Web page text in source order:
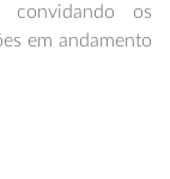
convidando os
em andamento